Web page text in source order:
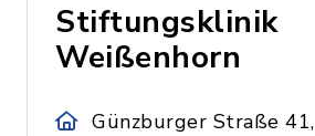
Stiftungsklinik
Weißenhorn
Günzburger Straße 41,